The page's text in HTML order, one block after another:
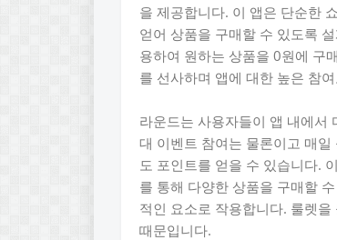
을 제공합니다. 이 앱은 단순한
얻어 상품을 구매할 수 있도록
용하여 원하는 상품을 0원에 구
를 선사하며 앱에 대한 높은 참
라운드는 사용자들이 앱 내에서
대 이벤트 참여는 물론이고 매
도 포인트를 얻을 수 있습니다.
를 통해 다양한 상품을 구매할
적인 요소로 작용합니다. 룰렛
때문입니다.